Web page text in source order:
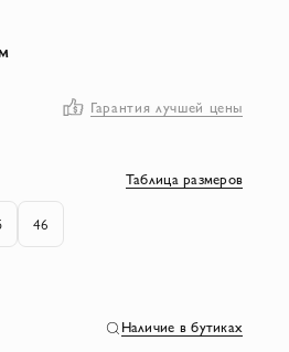
Гарантия лучшей цены
46
Таблица размеров
Наличие в бутиках